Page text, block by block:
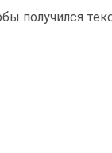
получился